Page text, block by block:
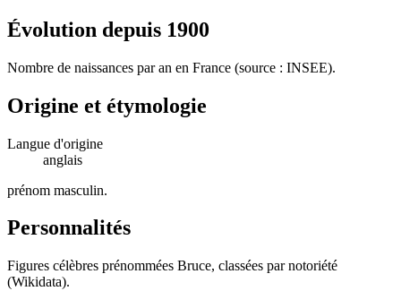
Évolution depuis 1900
Nombre de naissances par an en France (source : INSEE).
Origine et étymologie
Langue d'origine
anglais
prénom masculin.
Personnalités
Figures célèbres prénommées Bruce, classées par notoriété
(Wikidata).